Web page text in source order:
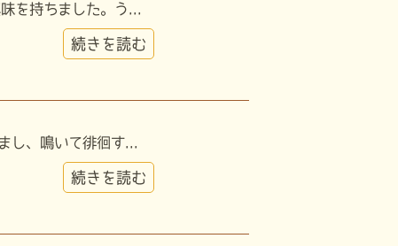
を持ちました。う...
続きを読む
し、鳴いて徘徊す...
続きを読む